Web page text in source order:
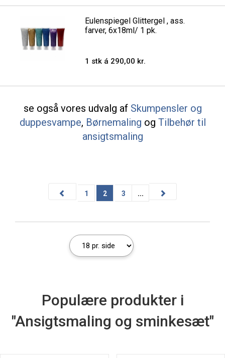
Eulenspiegel Glittergel , ass.
farver, 6x18ml/ 1 pk.
1 stk á 290,00 kr.
se også vores udvalg af Skumpensler og
duppesvampe, Børnemaling og Tilbehør til
ansigtsmaling
1 2 3 ...
Populære produkter i
"Ansigtsmaling og sminkesæt"